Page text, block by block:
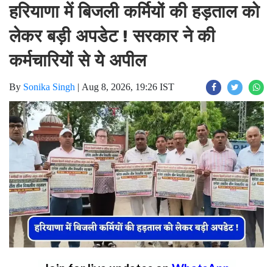
हरियाणा में बिजली कर्मियों की हड़ताल को
लेकर बड़ी अपडेट ! सरकार ने की
कर्मचारियों से ये अपील
By Sonika Singh | Aug 8, 2026, 19:26 IST